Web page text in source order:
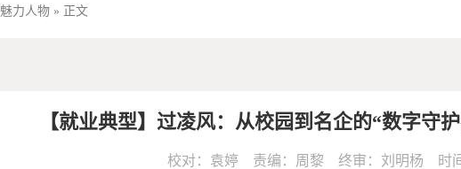
魅力人物 » 正文
【就业典型】过凌风：从校园到名企的“数字守
校对：袁婷 责编：周黎 终审：刘明杨 时间